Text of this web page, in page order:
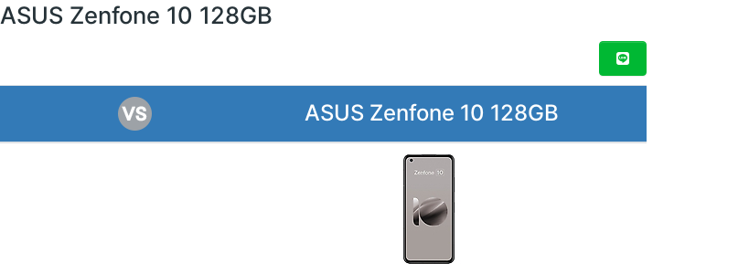
ASUS Zenfone 10 128GB
ASUS Zenfone 10 128GB